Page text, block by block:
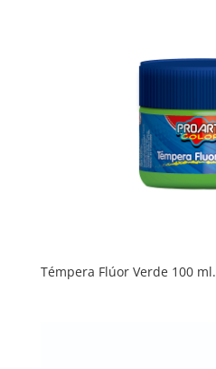
Témpera Flúor Verde 100 ml.